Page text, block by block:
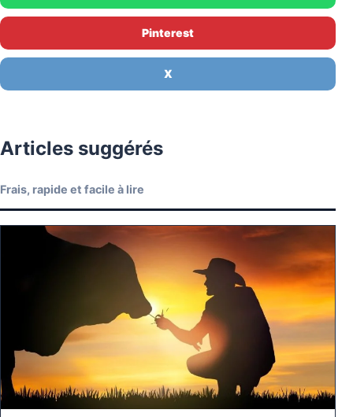
Pinterest
X
Articles suggérés
Frais, rapide et facile à lire